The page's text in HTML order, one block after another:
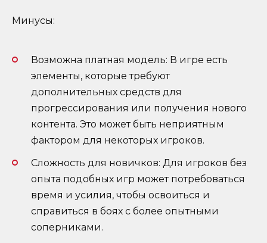
Минусы:
Возможна платная модель: В игре есть
элементы, которые требуют
дополнительных средств для
прогрессирования или получения нового
контента. Это может быть неприятным
фактором для некоторых игроков.
Сложность для новичков: Для игроков без
опыта подобных игр может потребоваться
время и усилия, чтобы освоиться и
справиться в боях с более опытными
соперниками.